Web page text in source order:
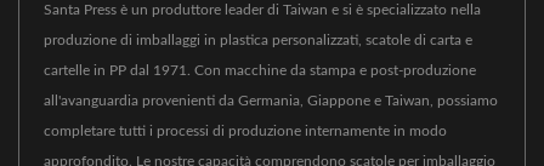
Santa Press è un produttore leader di Taiwan e si è specializzato nella
produzione di imballaggi in plastica personalizzati, scatole di carta e
cartelle in PP dal 1971. Con macchine da stampa e post-produzione
all'avanguardia provenienti da Germania, Giappone e Taiwan, possiamo
completare tutti i processi di produzione internamente in modo
approfondito. Le nostre capacità comprendono scatole per imballaggio